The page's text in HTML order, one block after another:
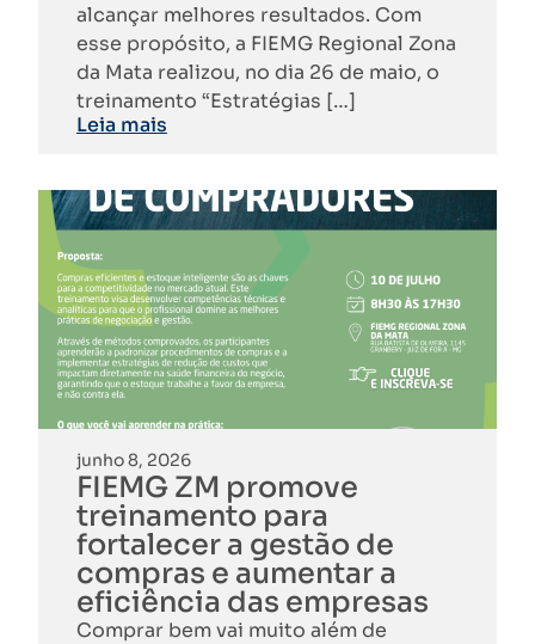
alcançar melhores resultados. Com
esse propósito, a FIEMG Regional Zona
da Mata realizou, no dia 26 de maio, o
treinamento “Estratégias […]
Leia mais
junho 8, 2026
FIEMG ZM promove
treinamento para
fortalecer a gestão de
compras e aumentar a
eficiência das empresas
Comprar bem vai muito além de